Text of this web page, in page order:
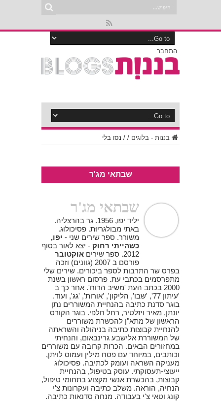
התחבר
בננות - בלוגים /
/ נסו בלי
שבתאי מג'ר
שבתאי מג'ר
יליד יפו, 1956. גר בהרצליה.
באתי מבולגריוּת. פסיכולוג.
משורר. ספר שירים שני - יפו,
כשהייתי רחוק - יצא לאור בסוף
2012. ספר שירים
אוקטובר
פורסם ב 2007 (גוונים) וזכה
בפרס שר התרבות לספר ביכורים. שירים שלי
מתפרסמים בכתבי עת. פרסום ראשון בשנת
2000 בכתב העת 'משיב הרוח'. אחר כך ב
'עיתון 77', 'שבו', הליקון', 'אורות', 'גג', ועוד.
בוגר סדנת כתיבה בהנחיית המשוררים נתן
יונתן, מאיר ויזלטיר, רחל חלפי. בוגר הקורס
הראשון של מתא"ן להכשרת משוררים
להנחיית קבוצות כתיבה בניהולה והשראתה
של המשוררת אלישבע גרינבאום, והנחיתי
במחזורים הבאים. הכרות קרובה עם משוררים
וכותבים, במיוחד עם פסח מילין ועמוס לויתן,
מעניקה השראה ועומק לכתיבה. פסיכולוג
ייעוצי-תעסוקתי. עוסק בטיפול, בהנחיית
קבוצות, בהכשרת אנשי מקצוע בתחומי טיפול,
הנחיה, הוראה. משלב כתיבה ועקרונות צ'י
קונג וטאי צ'י בעבודה. מנחה סדנאות כתיבה.